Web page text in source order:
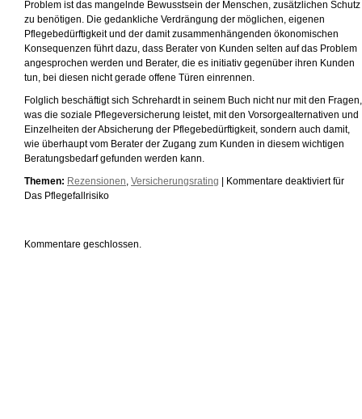
Problem ist das mangelnde Bewusstsein der Menschen, zusätzlichen Schutz
zu benötigen. Die gedankliche Verdrängung der möglichen, eigenen
Pflegebedürftigkeit und der damit zusammenhängenden ökonomischen
Konsequenzen führt dazu, dass Berater von Kunden selten auf das Problem
angesprochen werden und Berater, die es initiativ gegenüber ihren Kunden
tun, bei diesen nicht gerade offene Türen einrennen.
Folglich beschäftigt sich Schrehardt in seinem Buch nicht nur mit den Fragen,
was die soziale Pflegeversicherung leistet, mit den Vorsorgealternativen und
Einzelheiten der Absicherung der Pflegebedürftigkeit, sondern auch damit,
wie überhaupt vom Berater der Zugang zum Kunden in diesem wichtigen
Beratungsbedarf gefunden werden kann.
Themen: Rezensionen Versicherungsrating Kommentare deaktiviertfür
Das Pflegefallrisiko
Kommentare geschlossen.